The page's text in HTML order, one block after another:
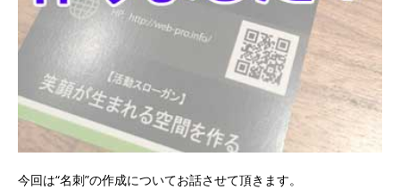
今回は“名刺”の作成についてお話させて頂きます。